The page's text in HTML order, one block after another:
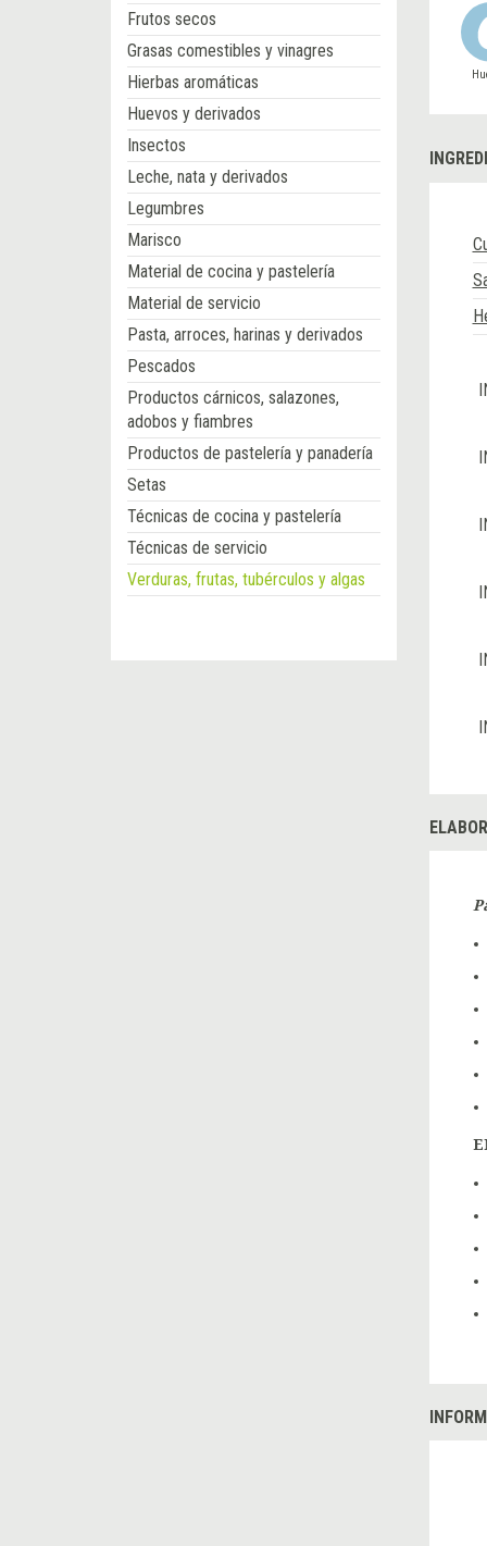
Frutos secos
Grasas comestibles y vinagres
Hierbas aromáticas
Huevos y derivados
Insectos
Leche, nata y derivados
Legumbres
Marisco
Material de cocina y pastelería
Material de servicio
Pasta, arroces, harinas y derivados
Pescados
Productos cárnicos, salazones,
adobos y fiambres
Productos de pastelería y panadería
Setas
Técnicas de cocina y pastelería
Técnicas de servicio
Verduras, frutas, tubérculos y algas